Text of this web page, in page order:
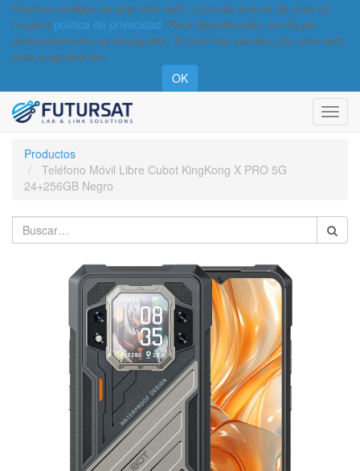
Usamos cookies en este sitio web. Lea más acerca de ellas en
nuestra política de privacidad. Para desactivarlas, configure
adecuadamente su navegador. Si continúa usando este sitio web,
está aceptándolas.
OK
Productos
Teléfono Móvil Libre Cubot KingKong X PRO 5G
24+256GB Negro